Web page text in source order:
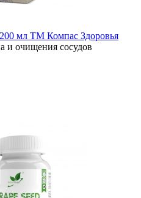
мл ТМ Компас Здоровья
и очищения сосудов